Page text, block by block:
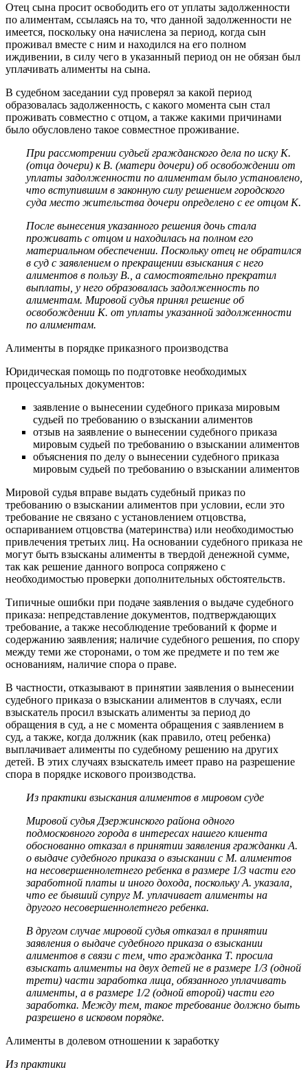
Отец сына просит освободить его от уплаты задолженности
по алиментам, ссылаясь на то, что данной задолженности не
имеется, поскольку она начислена за период, когда сын
проживал вместе с ним и находился на его полном
иждивении, в силу чего в указанный период он не обязан был
уплачивать алименты на сына.
В судебном заседании суд проверял за какой период
образовалась задолженность, с какого момента сын стал
проживать совместно с отцом, а также какими причинами
было обусловлено такое совместное проживание.
При рассмотрении судьей гражданского дела по иску К.
(отца дочери) к В. (матери дочери) об освобождении от
уплаты задолженности по алиментам было установлено,
что вступившим в законную силу решением городского
суда место жительства дочери определено с ее отцом К.
После вынесения указанного решения дочь стала
проживать с отцом и находилась на полном его
материальном обеспечении. Поскольку отец не обратился
в суд с заявлением о прекращении взыскания с него
алиментов в пользу В., а самостоятельно прекратил
выплаты, у него образовалась задолженность по
алиментам. Мировой судья принял решение об
освобождении К. от уплаты указанной задолженности
по алиментам.
Алименты в порядке приказного производства
Юридическая помощь по подготовке необходимых
процессуальных документов:
заявление о вынесении судебного приказа мировым
судьей по требованию о взыскании алиментов
отзыв на заявление о вынесении судебного приказа
мировым судьей по требованию о взыскании алиментов
объяснения по делу о вынесении судебного приказа
мировым судьей по требованию о взыскании алиментов
Мировой судья вправе выдать судебный приказ по
требованию о взыскании алиментов при условии, если это
требование не связано с установлением отцовства,
оспариванием отцовства (материнства) или необходимостью
привлечения третьих лиц. На основании судебного приказа не
могут быть взысканы алименты в твердой денежной сумме,
так как решение данного вопроса сопряжено с
необходимостью проверки дополнительных обстоятельств.
Типичные ошибки при подаче заявления о выдаче судебного
приказа: непредставление документов, подтверждающих
требование, а также несоблюдение требований к форме и
содержанию заявления; наличие судебного решения, по спору
между теми же сторонами, о том же предмете и по тем же
основаниям, наличие спора о праве.
В частности, отказывают в принятии заявления о вынесении
судебного приказа о взыскании алиментов в случаях, если
взыскатель просил взыскать алименты за период до
обращения в суд, а не с момента обращения с заявлением в
суд, а также, когда должник (как правило, отец ребенка)
выплачивает алименты по судебному решению на других
детей. В этих случаях взыскатель имеет право на разрешение
спора в порядке искового производства.
Из практики взыскания алиментов в мировом суде
Мировой судья Дзержинского района одного
подмосковного города в интересах нашего клиента
обоснованно отказал в принятии заявления гражданки А.
о выдаче судебного приказа о взыскании с М. алиментов
на несовершеннолетнего ребенка в размере 1/3 части его
заработной платы и иного дохода, поскольку А. указала,
что ее бывший супруг М. уплачивает алименты на
другого несовершеннолетнего ребенка.
В другом случае мировой судья отказал в принятии
заявления о выдаче судебного приказа о взыскании
алиментов в связи с тем, что гражданка Т. просила
взыскать алименты на двух детей не в размере 1/3 (одной
трети) части заработка лица, обязанного уплачивать
алименты, а в размере 1/2 (одной второй) части его
заработка. Между тем, такое требование должно быть
разрешено в исковом порядке.
Алименты в долевом отношении к заработку
Из практики